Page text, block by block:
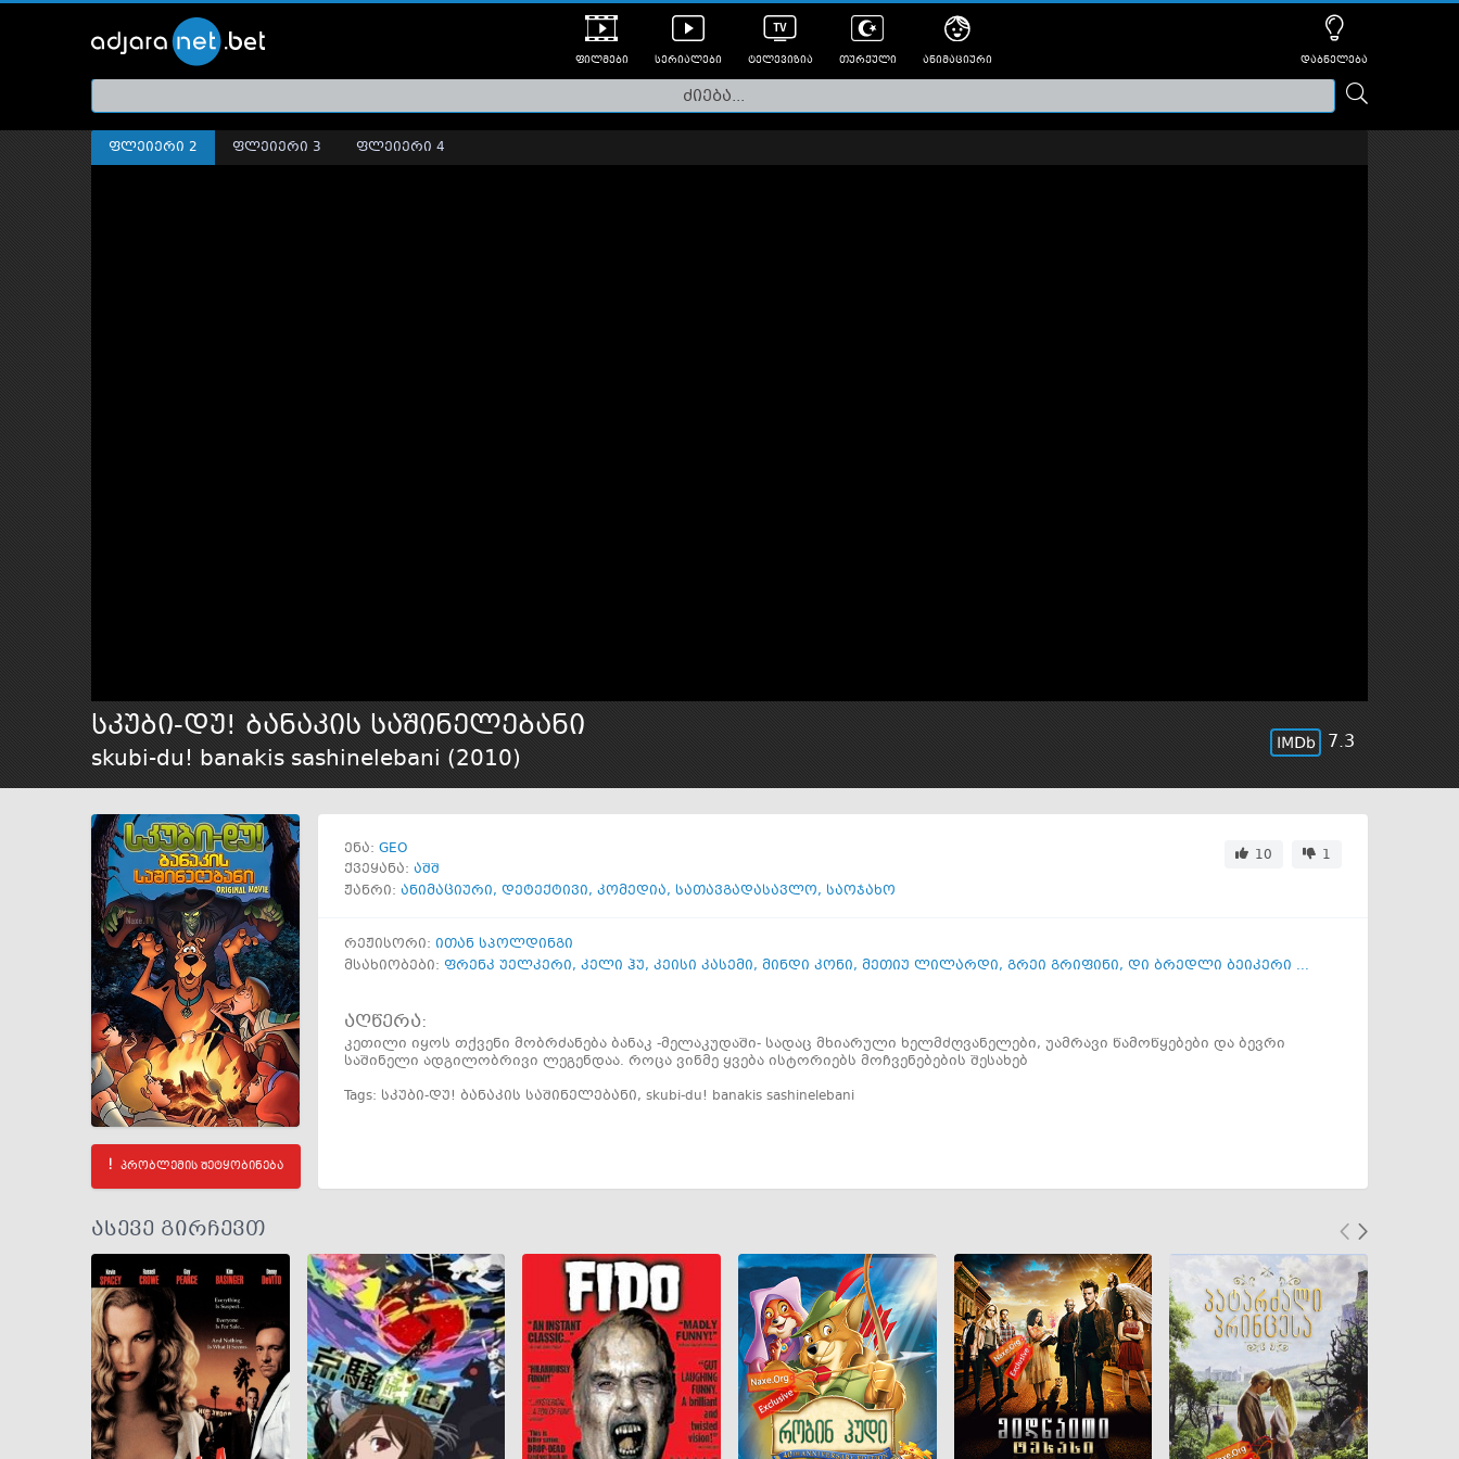
ფილმები
თრეილერები
სერიალები ტელევიზია თურქული ანიმაციური დაბნელება
ფლეიერი 2 ფლეიერი 3 ფლეიერი 4
სკუბი-დუ! ბანაკის საშინელებანი
skubi-du! banakis sashinelebani (2010)
7.3
პრობლემის შეტყობინება
ენა: GEO
ქვეყანა: აშშ
10
1
ჟანრი: ანიმაციური, დეტექტივი, კომედია, სათავგადასავლო, საოჯახო
რეჟისორი: ითან სპოლდინგი
მსახიობები: ფრენკ უელკერი, კელი ჰუ, კეისი კასემი, მინდი კონი, მეთიუ ლილარდი, გრეი გრიფინი, დი ბრედლი ბეიკერი ...
აღწერა:
კეთილი იყოს თქვენი მობრძანება ბანაკ -მელაკუდაში- სადაც მხიარული ხელმძღვანელები, უამრავი წამოწყებები და ბევრი
საშინელი ადგილობრივი ლეგენდაა. როცა ვინმე ყვება ისტორიებს მოჩვენებების შესახებ
Tags: სკუბი-დუ! ბანაკის საშინელებანი, skubi-du! banakis sashinelebani
ასევე გირჩევთ